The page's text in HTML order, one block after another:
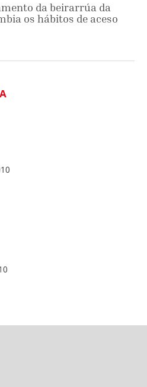
da beirarrúa da
os hábitos de aceso